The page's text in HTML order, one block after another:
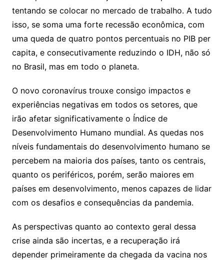
tentando se colocar no mercado de trabalho. A tudo
isso, se soma uma forte recessão econômica, com
uma queda de quatro pontos percentuais no PIB per
capita, e consecutivamente reduzindo o IDH, não só
no Brasil, mas em todo o planeta.
O novo coronavírus trouxe consigo impactos e
experiências negativas em todos os setores, que
irão afetar significativamente o Índice de
Desenvolvimento Humano mundial. As quedas nos
níveis fundamentais do desenvolvimento humano se
percebem na maioria dos países, tanto os centrais,
quanto os periféricos, porém, serão maiores em
países em desenvolvimento, menos capazes de lidar
com os desafios e consequências da pandemia.
As perspectivas quanto ao contexto geral dessa
crise ainda são incertas, e a recuperação irá
depender primeiramente da chegada da vacina nos